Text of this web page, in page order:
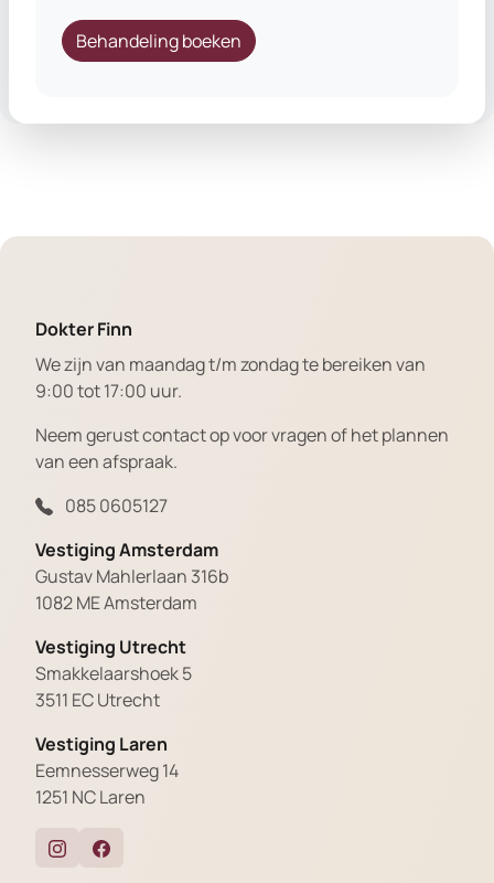
Behandeling boeken
Dokter Finn
We zijn van maandag t/m zondag te bereiken van
9:00 tot 17:00 uur.
Neem gerust contact op voor vragen of het plannen
van een afspraak.
085 0605127
Vestiging Amsterdam
Gustav Mahlerlaan 316b
1082 ME Amsterdam
Vestiging Utrecht
Smakkelaarshoek 5
3511 EC Utrecht
Vestiging Laren
Eemnesserweg 14
1251 NC Laren